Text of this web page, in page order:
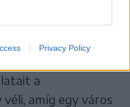
Privacy Policy
zsákokban,
sok
a
amíg egy város